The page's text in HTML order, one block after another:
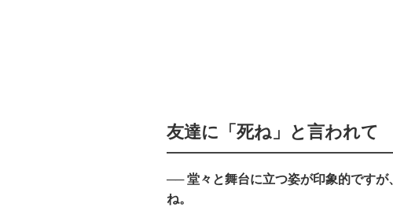
友達に「死ね」と言われて
── 堂々と舞台に立つ姿が印象的です
ね。